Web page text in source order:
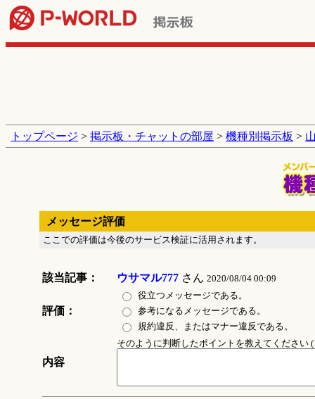
トップページ > 掲示板・チャットの部屋 > 機種別掲示板 >
メッセージ評価
ここでの評価は今後のサービス検証に活用されます。
該当記事： ウサマル777さん 2020/08/04 00:09
評価：
役立つメッセージである。
参考になるメッセージである。
規約違反、またはマナー違反である。
内容
そのように判断したポイントを教えてください